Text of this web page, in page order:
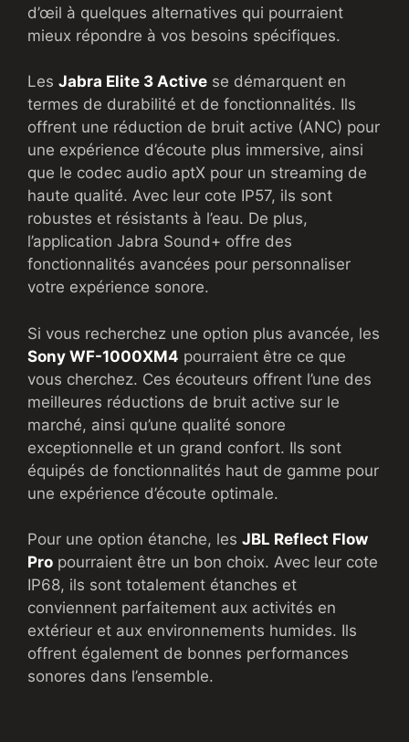
d’œil à quelques alternatives qui pourraient
mieux répondre à vos besoins spécifiques.
Les Jabra Elite 3 Active se démarquent en
termes de durabilité et de fonctionnalités. Ils
offrent une réduction de bruit active (ANC) pour
une expérience d’écoute plus immersive, ainsi
que le codec audio aptX pour un streaming de
haute qualité. Avec leur cote IP57, ils sont
robustes et résistants à l’eau. De plus,
l’application Jabra Sound+ offre des
fonctionnalités avancées pour personnaliser
votre expérience sonore.
Si vous recherchez une option plus avancée, les
Sony WF-1000XM4 pourraient être ce que
vous cherchez. Ces écouteurs offrent l’une des
meilleures réductions de bruit active sur le
marché, ainsi qu’une qualité sonore
exceptionnelle et un grand confort. Ils sont
équipés de fonctionnalités haut de gamme pour
une expérience d’écoute optimale.
Pour une option étanche, les JBL Reflect Flow
Pro pourraient être un bon choix. Avec leur cote
IP68, ils sont totalement étanches et
conviennent parfaitement aux activités en
extérieur et aux environnements humides. Ils
offrent également de bonnes performances
sonores dans l’ensemble.